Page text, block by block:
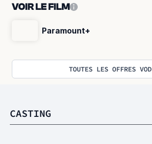
VOIR LE FILM
Paramount+
TOUTES LES OFFRES VOD
CASTING